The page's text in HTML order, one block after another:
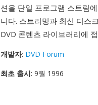
션을 단일 프로그램 스트림
니다. 스트리밍과 최신 디스
DVD 콘텐츠 라이브러리에
개발자: DVD Forum
최초 출시: 9월 1996